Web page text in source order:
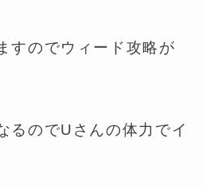
すのでウィード攻略が
るのでUさんの体力でイ